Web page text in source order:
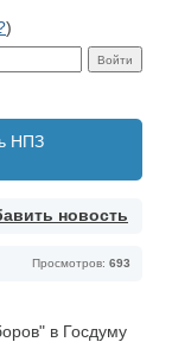
)
НПЗ
новость
Просмотров: 693
в Госдуму